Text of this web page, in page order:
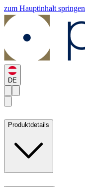
zum Hauptinhalt springen
DE
Produktdetails